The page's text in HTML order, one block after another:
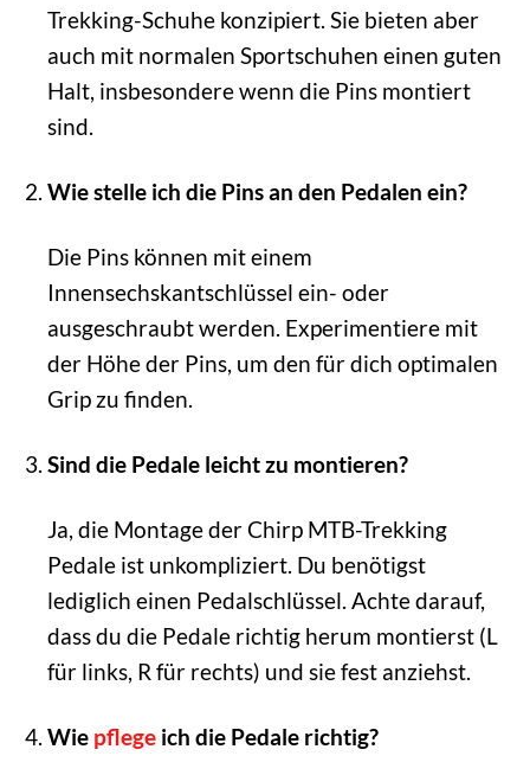
Trekking-Schuhe konzipiert. Sie bieten aber
auch mit normalen Sportschuhen einen guten
Halt, insbesondere wenn die Pins montiert
sind.
Wie stelle ich die Pins an den Pedalen ein?
Die Pins können mit einem
Innensechskantschlüssel ein- oder
ausgeschraubt werden. Experimentiere mit
der Höhe der Pins, um den für dich optimalen
Grip zu finden.
Sind die Pedale leicht zu montieren?
Ja, die Montage der Chirp MTB-Trekking
Pedale ist unkompliziert. Du benötigst
lediglich einen Pedalschlüssel. Achte darauf,
dass du die Pedale richtig herum montierst (L
für links, R für rechts) und sie fest anziehst.
Wie pflegeich die Pedale richtig?